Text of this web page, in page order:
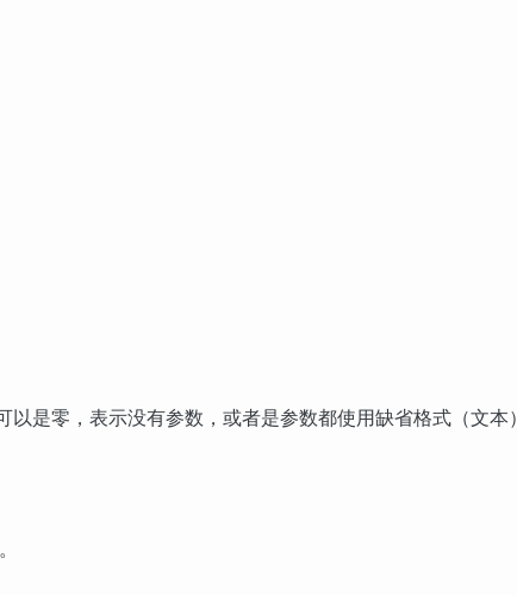
以是零，表示没有参数，或者是参数都使用缺省格式（文